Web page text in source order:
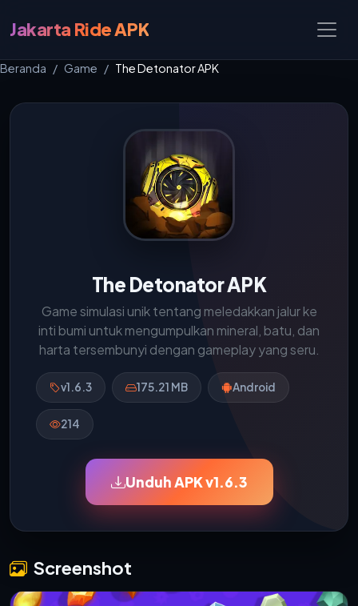
Jakarta Ride APK
Beranda Game The Detonator APK
The Detonator APK
Game simulasi unik tentang meledakkan jalur ke
inti bumi untuk mengumpulkan mineral, batu, dan
harta tersembunyi dengan gameplay yang seru.
v1.6.3 175.21 MB Android
214
Unduh APK v1.6.3
Screenshot